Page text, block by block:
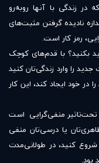
زندگی با آنها روبه‌رو
نادیده گرفتن‌ مثبت‌های
رمز کار است.
بکنید؟ با قدم‌های کوچک
را وارد زندگی‌تان کنید
خود ایجاد کند، این کار
منفی‌گرایی است
یا درسی‌تان منفی
کنید، در طولانی‌مدت
بود.